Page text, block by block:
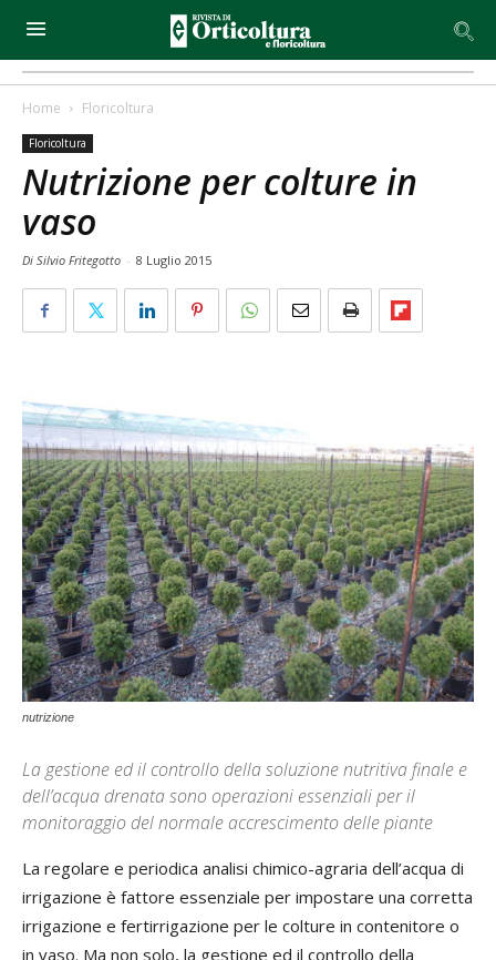
Home Floricoltura
Floricoltura
Nutrizione per colture in
vaso
Di Silvio Fritegotto - 8 Luglio 2015
nutrizione
La gestione ed il controllo della soluzione nutritiva finale e
dell’acqua drenata sono operazioni essenziali per il
monitoraggio del normale accrescimento delle piante
La regolare e periodica analisi chimico-agraria dell’acqua di
irrigazione è fattore essenziale per impostare una corretta
irrigazione e fertirrigazione per le colture in contenitore o
in vaso. Ma non solo, la gestione ed il controllo della